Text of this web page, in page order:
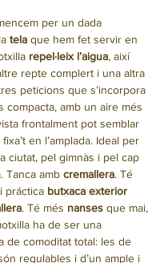
per un dada
tela que hem fet servir en
repel·leix l’aigua, així
repte complert i una altra
peticions que s’incorpora
compacta, amb un aire més
frontalment pot semblar
en l’amplada. Ideal per
ciutat, pel gimnàs i pel cap
Tanca amb cremallera. Té
práctica butxaca exterior
. Té més nanses que mai,
ha de ser una
de comoditat total: les de
regulables i d’un ample i